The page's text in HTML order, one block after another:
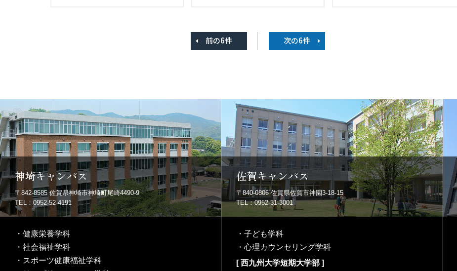
前の6件 次の6件
神埼キャンパス
〒842-8585佐賀県神埼市神埼町尾崎4490-9
TEL：0952-52-4191
・ 健康栄養学科
・ 社会福祉学科
・ スポーツ健康福祉学科
佐賀キャンパス
〒840-0806佐賀県佐賀市神園3-18-15
TEL：0952-31-3001
・子ども学科
・心理カウンセリング学科
[ 西九州大学短期大学部 ]